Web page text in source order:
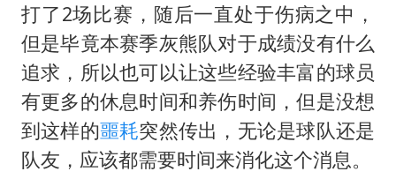
打了2场比赛，随后一直处于伤病之中，
但是毕竟本赛季灰熊队对于成绩没有什么
追求，所以也可以让这些经验丰富的球员
有更多的休息时间和养伤时间，但是没想
到这样的噩耗突然传出，无论是球队还是
队友，应该都需要时间来消化这个消息。